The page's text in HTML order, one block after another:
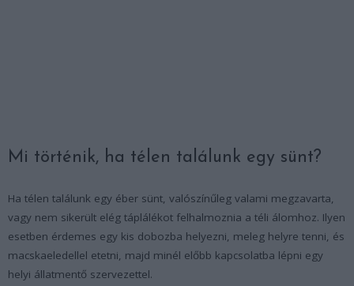
Mi történik, ha télen találunk egy sünt?
Ha télen találunk egy éber sünt, valószínűleg valami megzavarta,
vagy nem sikerült elég táplálékot felhalmoznia a téli álomhoz. Ilyen
esetben érdemes egy kis dobozba helyezni, meleg helyre tenni, és
macskaeledellel etetni, majd minél előbb kapcsolatba lépni egy
helyi állatmentő szervezettel.